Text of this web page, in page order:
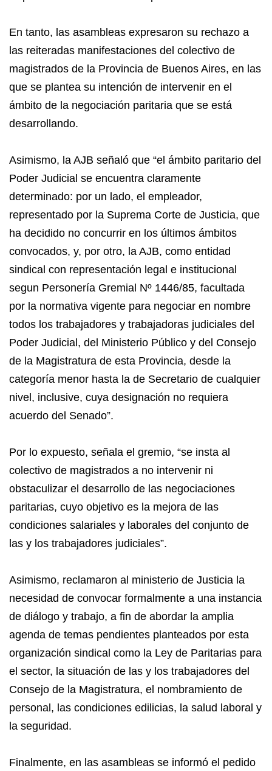
En tanto, las asambleas expresaron su rechazo a
las reiteradas manifestaciones del colectivo de
magistrados de la Provincia de Buenos Aires, en las
que se plantea su intención de intervenir en el
ámbito de la negociación paritaria que se está
desarrollando.
Asimismo, la AJB señaló que “el ámbito paritario del
Poder Judicial se encuentra claramente
determinado: por un lado, el empleador,
representado por la Suprema Corte de Justicia, que
ha decidido no concurrir en los últimos ámbitos
convocados, y, por otro, la AJB, como entidad
sindical con representación legal e institucional
segun Personería Gremial Nº 1446/85, facultada
por la normativa vigente para negociar en nombre
todos los trabajadores y trabajadoras judiciales del
Poder Judicial, del Ministerio Público y del Consejo
de la Magistratura de esta Provincia, desde la
categoría menor hasta la de Secretario de cualquier
nivel, inclusive, cuya designación no requiera
acuerdo del Senado”.
Por lo expuesto, señala el gremio, “se insta al
colectivo de magistrados a no intervenir ni
obstaculizar el desarrollo de las negociaciones
paritarias, cuyo objetivo es la mejora de las
condiciones salariales y laborales del conjunto de
las y los trabajadores judiciales”.
Asimismo, reclamaron al ministerio de Justicia la
necesidad de convocar formalmente a una instancia
de diálogo y trabajo, a fin de abordar la amplia
agenda de temas pendientes planteados por esta
organización sindical como la Ley de Paritarias para
el sector, la situación de las y los trabajadores del
Consejo de la Magistratura, el nombramiento de
personal, las condiciones edilicias, la salud laboral y
la seguridad.
Finalmente, en las asambleas se informó el pedido